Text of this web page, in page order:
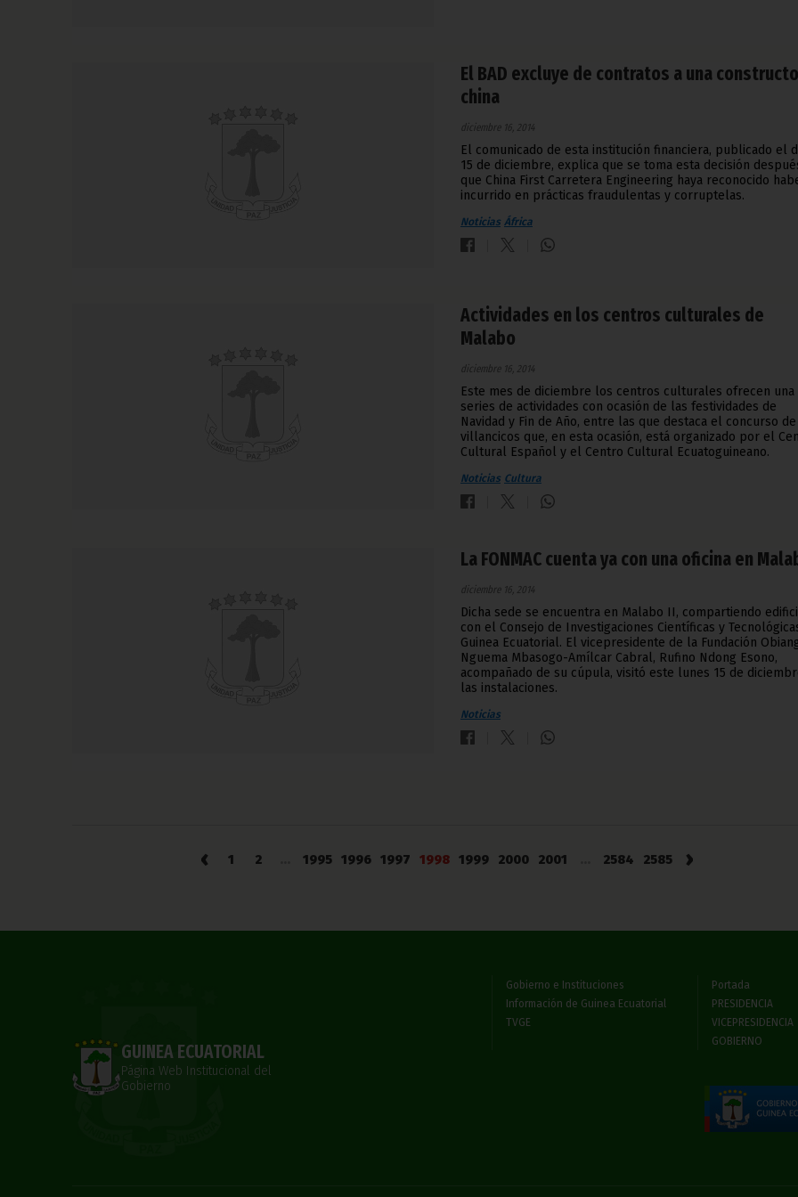
El BAD excluye de contratos a una
china
diciembre 16, 2014
El comunicado de esta institución financiera, publicado el
15 de diciembre, explica que se toma esta decisión
que China First Carretera Engineering haya reconocido
incurrido en prácticas fraudulentas y corruptelas.
Noticias África
Actividades en los centros culturales de
Malabo
diciembre 16, 2014
Este mes de diciembre los centros culturales ofrecen una
series de actividades con ocasión de las festividades de
Navidad y Fin de Año, entre las que destaca el concurso de
villancicos que, en esta ocasión, está organizado por el
Cultural Español y el Centro Cultural Ecuatoguineano.
Noticias Cultura
La FONMAC cuenta ya con una oficina en
diciembre 16, 2014
Dicha sede se encuentra en Malabo II, compartiendo
con el Consejo de Investigaciones Científicas y
Guinea Ecuatorial. El vicepresidente de la Fundación
Nguema Mbasogo-Amílcar Cabral, Rufino Ndong Esono,
acompañado de su cúpula, visitó este lunes 15 de
las instalaciones.
Noticias
‹ 1 2 1995 1996 1997 1998 1999 2000 2001 2584 2585 ›
GUINEA ECUATORIAL
Página Web Institucional del
Gobierno
Gobierno e Instituciones
Información de Guinea Ecuatorial
TVGE
Portada
PRESIDENCIA
VICEPRESIDENCIA
GOBIERNO